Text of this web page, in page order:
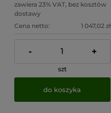
zawiera 23% VAT, bez kosztów
dostawy
Cena netto:
1 047,02 zł
- +
szt
do koszyka